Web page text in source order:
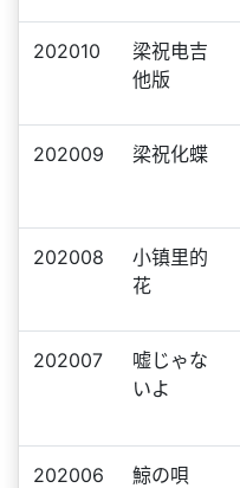
202010
梁祝电吉
他版
202009 梁祝化蝶
202008
小镇里的
花
202007
嘘じゃな
いよ
202006 鯨の唄